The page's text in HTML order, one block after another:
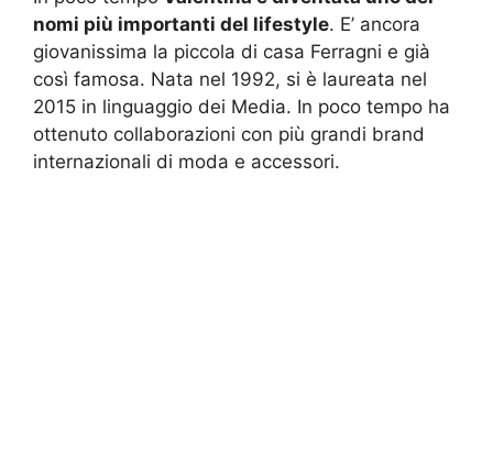
nomi più importanti del lifestyle. E’ ancora
giovanissima la piccola di casa Ferragni e già
così famosa. Nata nel 1992, si è laureata nel
2015 in linguaggio dei Media. In poco tempo ha
ottenuto collaborazioni con più grandi brand
internazionali di moda e accessori.